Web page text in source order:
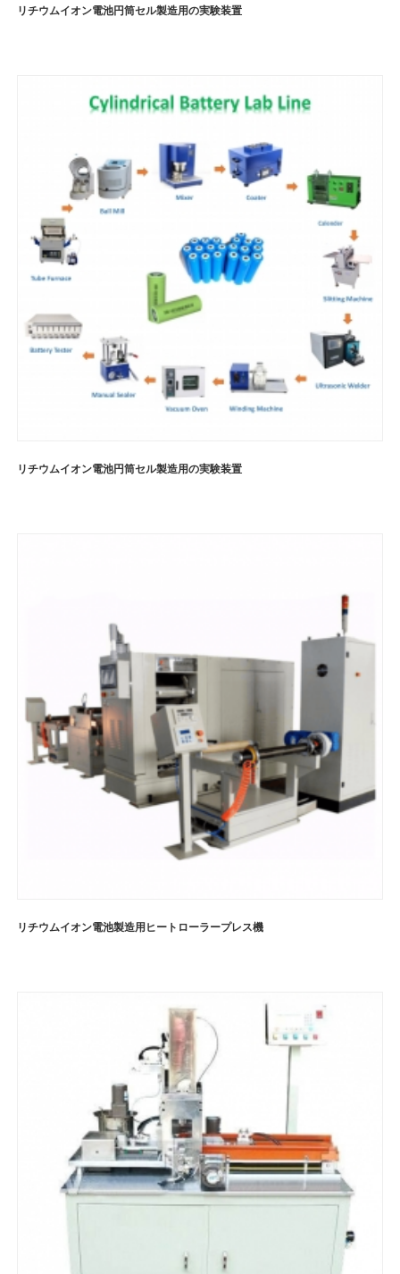
リチウムイオン電池円筒セル製造用の実験装置
リチウムイオン電池円筒セル製造用の実験装置
リチウムイオン電池製造用ヒートローラープレス機